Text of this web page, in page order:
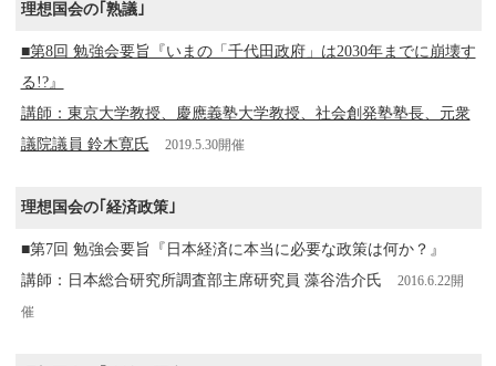
理想国会の｢熟議｣
■第8回 勉強会要旨『いまの「千代田政府」は2030年までに崩壊す
る!?』
講師：東京大学教授、慶應義塾大学教授、社会創発塾塾長、元衆
議院議員 鈴木寛氏
2019.5.30開催
理想国会の｢経済政策｣
■第7回 勉強会要旨『日本経済に本当に必要な政策は何か？』
講師：日本総合研究所調査部主席研究員 藻谷浩介氏
2016.6.22開
催